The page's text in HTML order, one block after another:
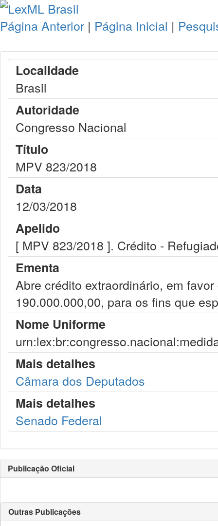
Página Anterior | Página Inicial |
Localidade
Brasil
Autoridade
Congresso Nacional
Título
MPV 823/2018
Data
12/03/2018
Apelido
[ MPV 823/2018 ]. Crédito -
Ementa
Abre crédito extraordinário, em
190.000.000,00, para os fins que
Nome Uniforme
Mais detalhes
Câmara dos Deputados
Mais detalhes
Senado Federal
Publicação Oficial
Outras Publicações